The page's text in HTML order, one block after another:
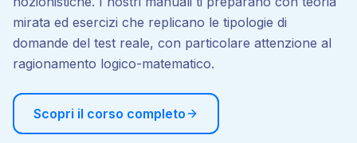
mirata ed esercizi che replicano le tipologie di
domande del test reale, con particolare attenzione al
ragionamento logico-matematico.
Scopri il corso completo